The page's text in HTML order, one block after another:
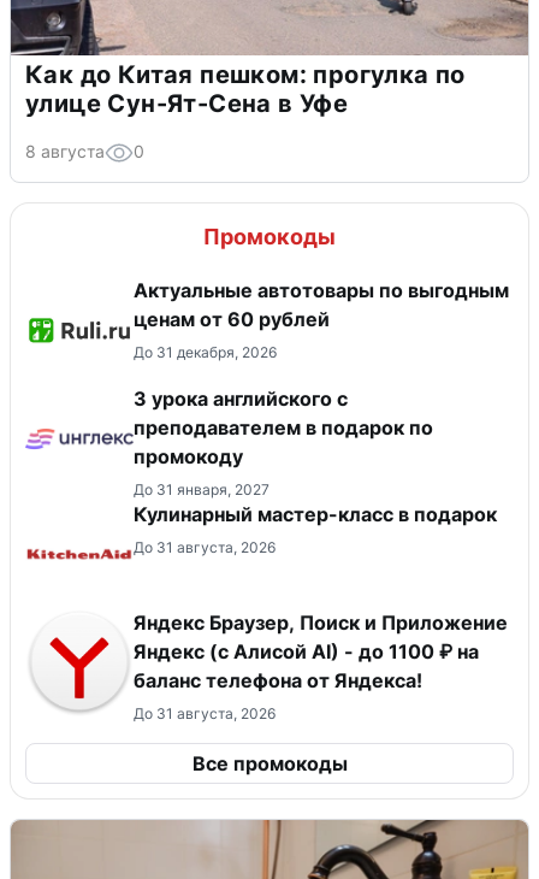
Как до Китая пешком: прогулка по
улице Сун-Ят-Сена в Уфе
8 августа 0
Промокоды
Актуальные автотовары по выгодным
ценам от 60 рублей
До 31 декабря, 2026
3 урока английского с
преподавателем в подарок по
промокоду
До 31 января, 2027
Кулинарный мастер-класс в подарок
До 31 августа, 2026
Яндекс Браузер, Поиск и Приложение
Яндекс (с Алисой AI) - до 1100 ₽ на
баланс телефона от Яндекса!
До 31 августа, 2026
Все промокоды